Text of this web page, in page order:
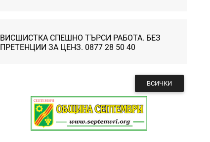
ВИСШИСТКА СПЕШНО ТЪРСИ РАБОТА. БЕЗ
ПРЕТЕНЦИИ ЗА ЦЕНЗ. 0877 28 50 40
ВСИЧКИ